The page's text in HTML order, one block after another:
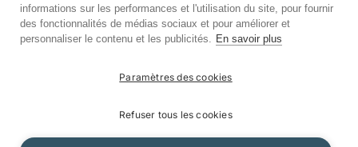
©Champ Vallon. Tous droits réservés.
informations sur les performances et l'utilisation du site, pour fournir
des fonctionnalités de médias sociaux et pour améliorer et
personnaliser le contenu et les publicités. En savoir plus
Paramètres des cookies
Refuser tous les cookies